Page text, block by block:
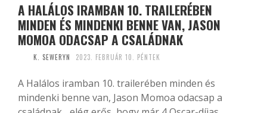
A HALÁLOS IRAMBAN 10. TRAILERÉBEN
MINDEN ÉS MINDENKI BENNE VAN, JASON
MOMOA ODACSAP A CSALÁDNAK
K. SEWERYN 2023. FEBRUÁR 10. PÉNTEK
A Halálos iramban 10. trailerében minden és
mindenki benne van, Jason Momoa odacsap a